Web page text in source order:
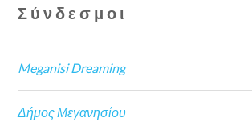
Σύνδεσμοι
Meganisi Dreaming
Δήμος Μεγανησίου